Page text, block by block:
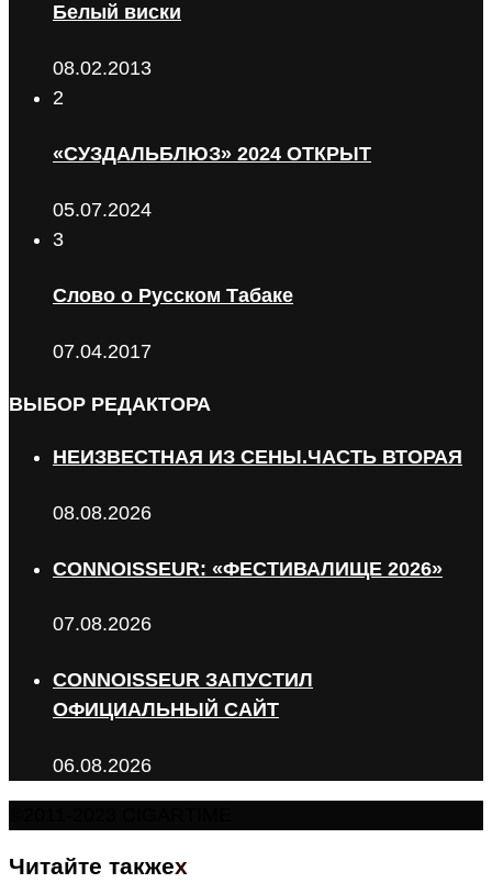
Белый виски
08.02.2013
2
«СУЗДАЛЬБЛЮЗ» 2024 ОТКРЫТ
05.07.2024
3
Слово о Русском Табаке
07.04.2017
ВЫБОР РЕДАКТОРА
НЕИЗВЕСТНАЯ ИЗ СЕНЫ.ЧАСТЬ ВТОРАЯ
08.08.2026
CONNOISSEUR: «ФЕСТИВАЛИЩЕ 2026»
07.08.2026
CONNOISSEUR ЗАПУСТИЛ
ОФИЦИАЛЬНЫЙ САЙТ
06.08.2026
Читайте такжеx